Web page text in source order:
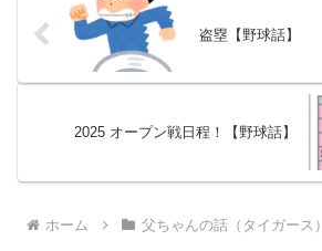
盗塁【野球話】
2025 オープン戦日程！【野球話】
ホーム 父ちゃんの話（タイガース）